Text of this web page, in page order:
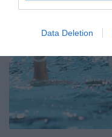
Data Deletion